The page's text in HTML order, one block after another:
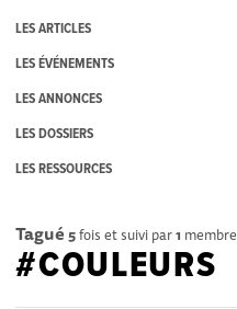
LES ARTICLES
LES ÉVÉNEMENTS
LES ANNONCES
LES DOSSIERS
LES RESSOURCES
Tagué 5fois et suivi par1 membre
#COULEURS